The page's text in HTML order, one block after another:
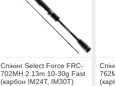
Спінінг Select Force FRC-
702MH 2.13m 10-30g Fast
(карбон IM24T, IM30Т)